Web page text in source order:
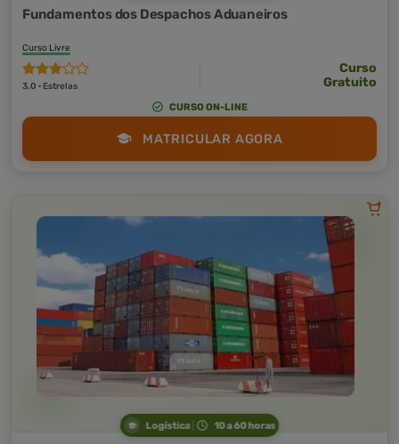
Fundamentos dos Despachos Aduaneiros
Curso Livre
3,0 · Estrelas
Curso
Gratuito
CURSO ON-LINE
MATRICULAR AGORA
Logística 10 a 60 horas